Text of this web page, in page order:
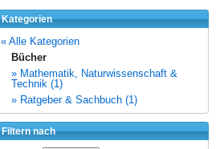
Kategorien
« Alle Kategorien
Bücher
» Mathematik, Naturwissenschaft &
Technik (1)
» Ratgeber & Sachbuch (1)
Filtern nach